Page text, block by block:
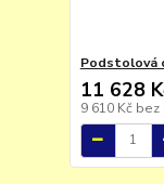
Podstolová
11 628
9 610 Kč bez